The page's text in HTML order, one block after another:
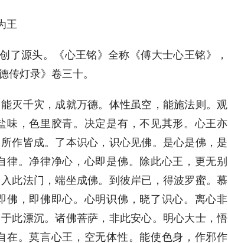
王
了源头。《心王铭》全称《傅大士心王铭》，
传灯录》卷三十。
灭千灾，成就万德。体性虽空，能施法则。观
味，色里胶青。决定是有，不见其形。心王亦
作皆成。了本识心，识心见佛。是心是佛，是
。净律净心，心即是佛。除此心王，更无别
此法门，端坐成佛。到彼岸已，得波罗蜜。慕
，即佛即心。心明识佛，晓了识心。离心非
此漂沉。诸佛菩萨，非此安心。明心大士，悟
。莫言心王，空无体性。能使色身，作邪作